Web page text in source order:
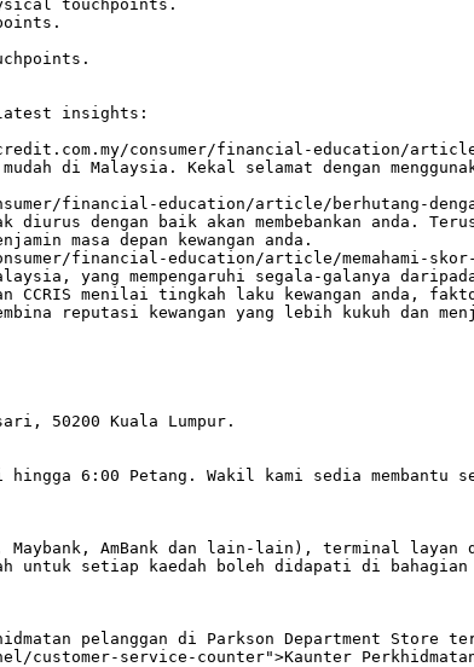
touchpoints.
latest insights:
consumer/financial-education/
di Malaysia. Kekal selamat dengan
financial-education/article/berhutang-
dengan baik akan membebankan anda.
masa depan kewangan anda.
financial-education/article/memahami-
yang mempengaruhi segala-galanya
CCRIS menilai tingkah laku kewangan anda,
reputasi kewangan yang lebih kukuh dan
50200 Kuala Lumpur.
6:00 Petang. Wakil kami sedia membantu
Maybank, AmBank dan lain-lain), terminal layan
untuk setiap kaedah boleh didapati di bahagian
pelanggan di Parkson Department Store
customer-service-counter">Kaunter